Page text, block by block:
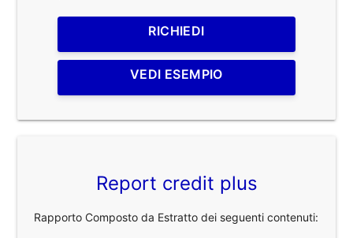
RICHIEDI
VEDI ESEMPIO
Report credit plus
Rapporto Composto da Estratto dei seguenti contenuti: